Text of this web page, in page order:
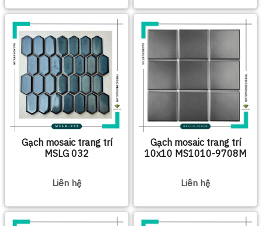
Gạch mosaic trang trí
MSLG 032
Liên hệ
Gạch mosaic trang trí
10x10 MS1010-9708M
Liên hệ